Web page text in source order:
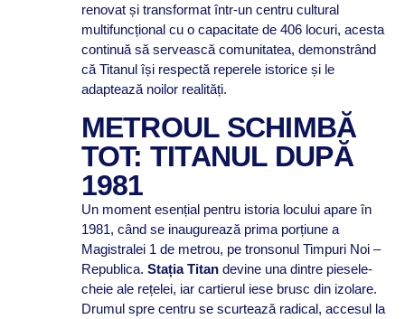
renovat și transformat într-un centru cultural
multifuncțional cu o capacitate de 406 locuri, acesta
continuă să servească comunitatea, demonstrând
că Titanul își respectă reperele istorice și le
adaptează noilor realități.
METROUL SCHIMBĂ
TOT: TITANUL DUPĂ
1981
Un moment esențial pentru istoria locului apare în
1981, când se inaugurează prima porțiune a
Magistralei 1 de metrou, pe tronsonul Timpuri Noi –
Republica. Stația Titandevine una dintre piesele-
cheie ale rețelei, iar cartierul iese brusc din izolare.
Drumul spre centru se scurtează radical, accesul la